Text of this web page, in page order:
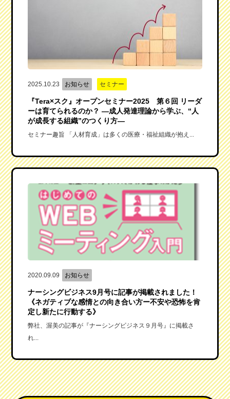
2025.10.23 お知らせ セミナー
『Tera×スク』オープンセミナー2025 第６回 リーダ
ーは育てられるのか？ ―成人発達理論から学ぶ、“人
が成長する組織”のつくり方―
セミナー趣旨 「人材育成」は多くの医療・福祉組織が抱え...
2020.09.09 お知らせ
ナーシングビジネス9月号に記事が掲載されました！
《ネガティブな感情との向き合い方ー不安や恐怖を肯
定し新たに行動する》
弊社、渥美の記事が『ナーシングビジネス９月号』に掲載さ
れ...